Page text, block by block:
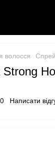
волосся
Написати